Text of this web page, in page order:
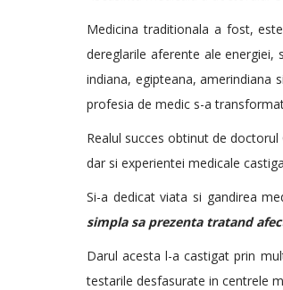
Medicina traditionala a fost,
dereglarile aferente ale
indiana, egipteana, amerindiana
profesia de medic s-a
Realul succes obtinut de
dar si experientei medicale
Si-a dedicat viata si gandirea
simpla sa prezenta tratand
Darul acesta l-a castigat prin
testarile desfasurate in centrele